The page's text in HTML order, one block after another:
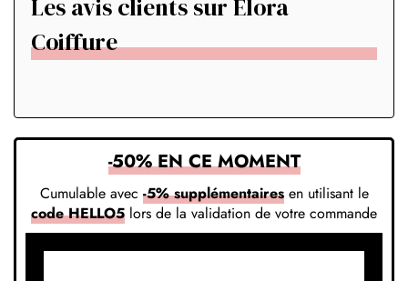
Les avis clients sur Elora
Coiffure
-50% EN CE MOMENT
Cumulable avec -5% supplémentairesen utilisant le
code HELLO5 lors de la validation de votre commande